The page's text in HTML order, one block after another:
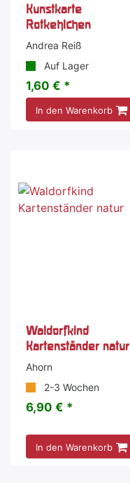
Kunstkarte
Rotkehlchen
Andrea Reiß
Auf Lager
1,60 € *
In den Warenkorb
Waldorfkind
Kartenständer natur
Ahorn
2-3 Wochen
6,90 € *
In den Warenkorb